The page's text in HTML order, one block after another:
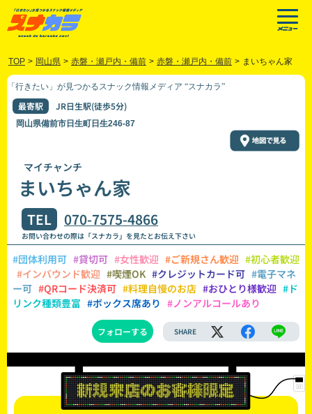
TOP > 岡山県 > 赤磐・瀬戸内・備前 > 赤磐・瀬戸内・備前 > まいちゃん家
「行きたい」が見つかるスナック情報メディア “スナカラ”
最寄駅 JR日生駅(徒歩5分)
岡山県備前市日生町日生246-87
マイチャンチ
まいちゃん家
TEL 070-7575-4866
お問い合わせの際は「スナカラ」を見たとお伝え下さい
#団体利用可 #貸切可 #女性歓迎 #ご新規さん歓迎 #初心者歓迎
#インバウンド歓迎 #喫煙OK #クレジットカード可 #電子マネ
ー可 #QRコード決済可 #料理自慢のお店 #おひとり様歓迎 #ド
リンク種類豊富 #ボックス席あり #ノンアルコールあり
フォローする SHARE